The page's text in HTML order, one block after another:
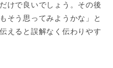
けで良いでしょう。その後
そう思ってみようかな」と
えると誤解なく伝わりやす